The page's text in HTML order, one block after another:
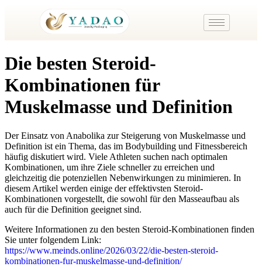
Die besten Steroid-
Kombinationen für
Muskelmasse und Definition
Der Einsatz von Anabolika zur Steigerung von Muskelmasse und
Definition ist ein Thema, das im Bodybuilding und Fitnessbereich
häufig diskutiert wird. Viele Athleten suchen nach optimalen
Kombinationen, um ihre Ziele schneller zu erreichen und
gleichzeitig die potenziellen Nebenwirkungen zu minimieren. In
diesem Artikel werden einige der effektivsten Steroid-
Kombinationen vorgestellt, die sowohl für den Masseaufbau als
auch für die Definition geeignet sind.
Weitere Informationen zu den besten Steroid-Kombinationen finden
Sie unter folgendem Link:
https://www.meinds.online/2026/03/22/die-besten-steroid-
kombinationen-fur-muskelmasse-und-definition/